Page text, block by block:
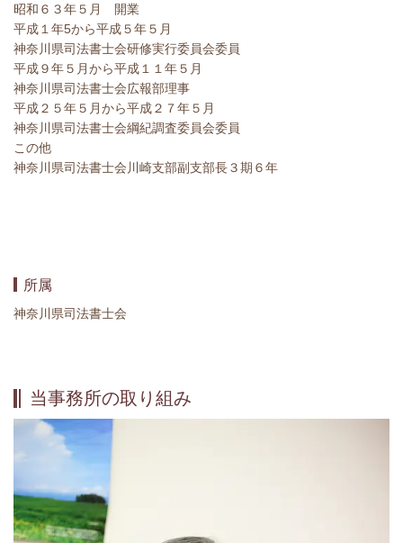
昭和６３年５月 開業
平成１年5から平成５年５月
神奈川県司法書士会研修実行委員会委員
平成９年５月から平成１１年５月
神奈川県司法書士会広報部理事
平成２５年５月から平成２７年５月
神奈川県司法書士会綱紀調査委員会委員
この他
神奈川県司法書士会川崎支部副支部長３期６年
所属
神奈川県司法書士会
当事務所の取り組み